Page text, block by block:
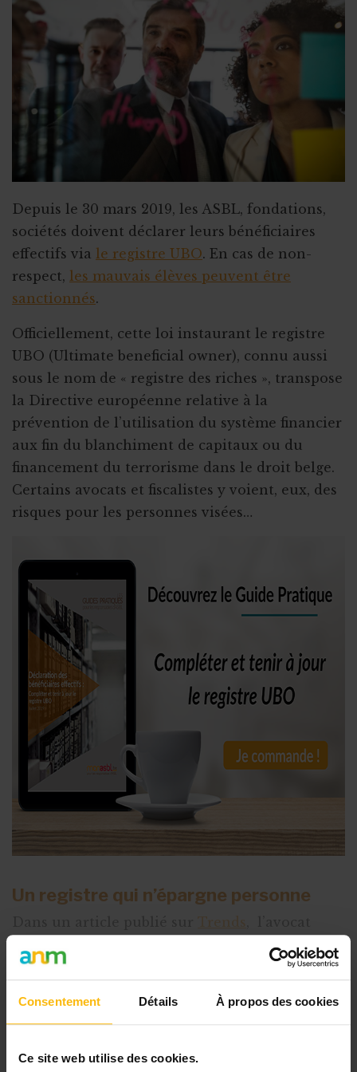
Consentement Détails À propos des cookies
Ce site web utilise des cookies.
Depuis le 30 mars 2019, les ASBL, fondations,
sociétés doivent déclarer leurs bénéficiaires
effectifs via le registre UBO. En cas de non-
respect, les mauvais élèves peuvent être
sanctionnés.
Officiellement, cette loi instaurant le registre
UBO (Ultimate beneficial owner), connu aussi
sous le nom de « registre des riches », transpose
la Directive européenne relative à la
prévention de l’utilisation du système financier
aux fin du blanchiment de capitaux ou du
financement du terrorisme dans le droit belge.
Certains avocats et fiscalistes y voient, eux, des
risques pour les personnes visées…
Un registre qui n’épargne personne
spécialisé en droit fiscal, Denis-Emmanuel
Philippe, s’étonne de voir que tout le monde est
ASBL active dans le secteur de la jeunesse, ou